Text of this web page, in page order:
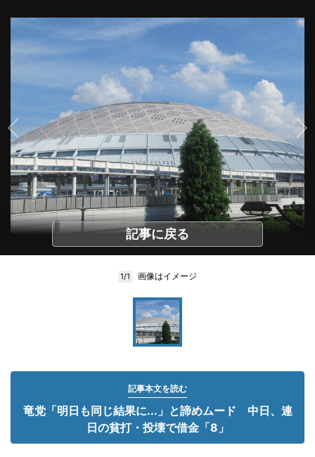
記事に戻る
1/1 画像はイメージ
記事本文を読む
竜党「明日も同じ結果に...」と諦めムード 中日、連
日の貧打・投壊で借金「8」